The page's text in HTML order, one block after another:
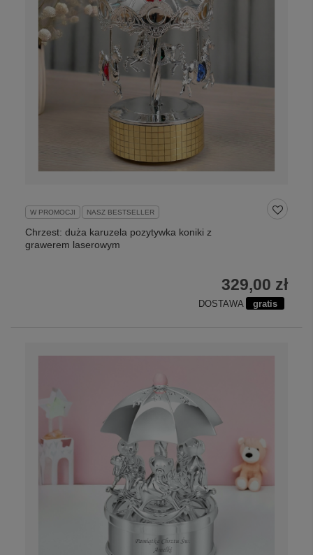
W PROMOCJI NASZ BESTSELLER
Chrzest: duża karuzela pozytywka koniki z
grawerem laserowym
329,00 zł
DOSTAWA gratis